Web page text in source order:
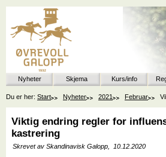
Nyheter Skjema Kurs/info
Du er her: Start Nyheter 2021 Februar
Viktig endring regler for
kastrering
Skrevet av Skandinavisk Galopp, 10.12.2020